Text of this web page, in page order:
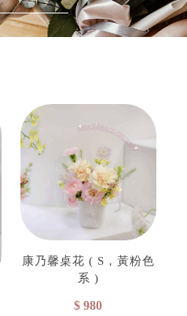
康乃馨桌花 ( S，黃粉色
系 )
$ 980